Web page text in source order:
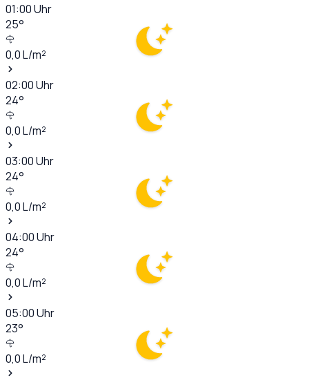
01:00Uhr
25°
0,0L/m²
02:00Uhr
24°
0,0L/m²
03:00Uhr
24°
0,0L/m²
04:00Uhr
24°
0,0L/m²
05:00Uhr
23°
0,0L/m²